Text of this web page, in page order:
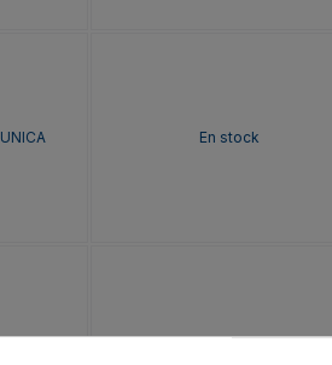
UNICA En stock